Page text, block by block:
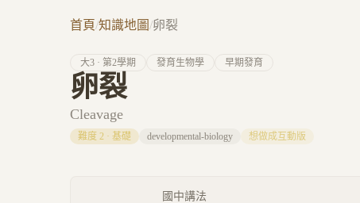
首頁/知識地圖/卵裂
大3 · 第2學期 發育生物學 早期發育
卵裂
Cleavage
難度 2 · 基礎 developmental-biology 想做成互動版
國中講法